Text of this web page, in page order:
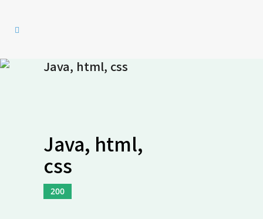
Java, html, css
Java, html,
css
200